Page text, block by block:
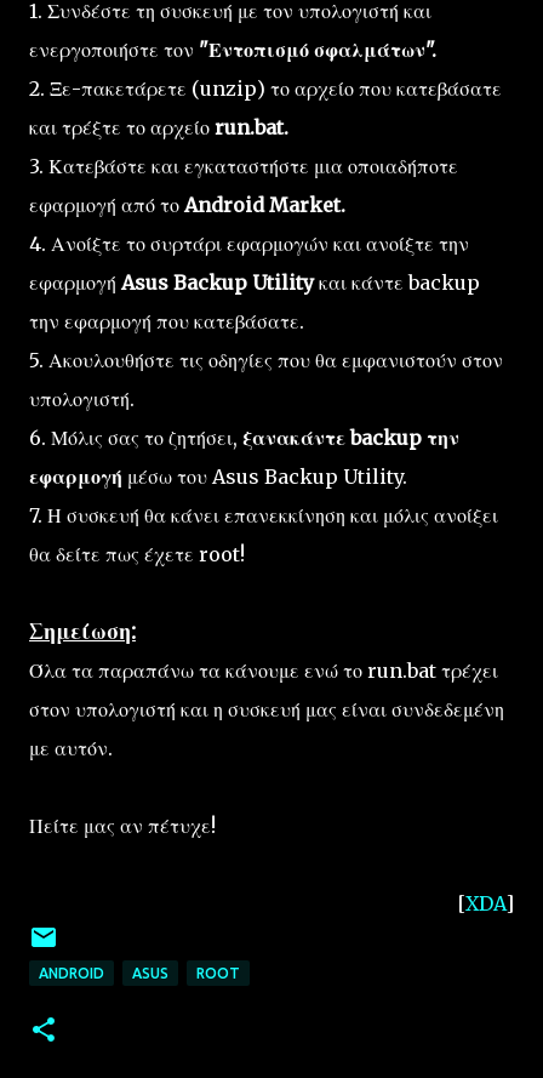
1. Συνδέστε τη συσκευή με τον υπολογιστή και
ενεργοποιήστε τον "Εντοπισμό σφαλμάτων".
2. Ξε-πακετάρετε (unzip) το αρχείο που κατεβάσατε
και τρέξτε το αρχείο run.bat.
3. Κατεβάστε και εγκαταστήστε μια οποιαδήποτε
εφαρμογή από τοAndroid Market.
4. Ανοίξτε το συρτάρι εφαρμογών και ανοίξτε την
εφαρμογήAsus Backup Utilityκαι κάντε backup
την εφαρμογή που κατεβάσατε.
5. Ακουλουθήστε τις οδηγίες που θα εμφανιστούν στον
υπολογιστή.
6. Μόλις σας το ζητήσει, ξανακάντε backup την
εφαρμογή μέσω του Asus Backup Utility.
7. Η συσκευή θα κάνει επανεκκίνηση και μόλις ανοίξει
θα δείτε πως έχετε root!
Σημείωση:
Όλα τα παραπάνω τα κάνουμε ενώ το run.bat τρέχει
στον υπολογιστή και η συσκευή μας είναι συνδεδεμένη
με αυτόν.
Πείτε μας αν πέτυχε!
[XDA]
ANDROID ASUS ROOT